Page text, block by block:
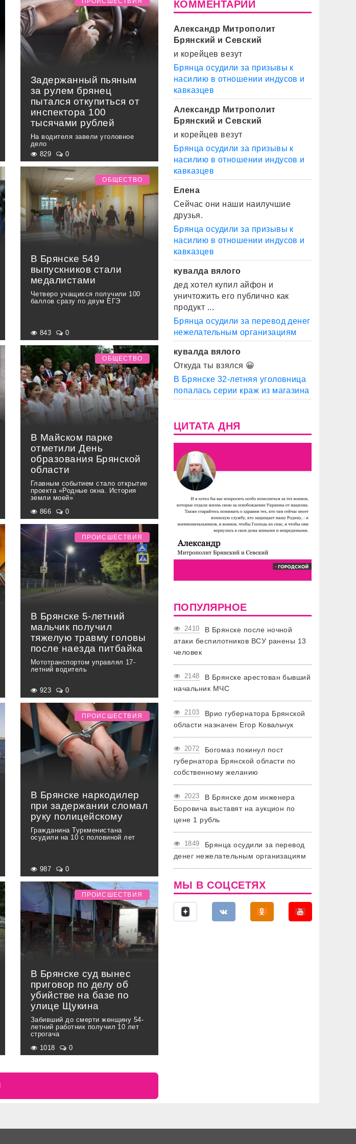
Задержанный пьяным
за рулем брянец
пытался откупиться от
инспектора 100
тысячами рублей
На водителя завели уголовное
дело
829 0
В Брянске 549
выпускников стали
медалистами
Четверо учащихся получили 100
баллов сразу по двум ЕГЭ
ОБЩЕСТВО
843 0
В Майском парке
отметили День
образования Брянской
области
Главным событием стало открытие
проекта «Родные окна. История
земли моей»
ОБЩЕСТВО
866 0
В Брянске 5-летний
мальчик получил
тяжелую травму головы
после наезда питбайка
Мототранспортом управлял 17-
летний водитель
ПРОИСШЕСТВИЯ
923 0
В Брянске наркодилер
при задержании сломал
руку полицейскому
Гражданина Туркменистана
осудили на 10 с половиной лет
ПРОИСШЕСТВИЯ
987 0
В Брянске суд вынес
приговор по делу об
убийстве на базе по
улице Щукина
Забивший до смерти женщину 54-
летний работник получил 10 лет
строгача
ПРОИСШЕСТВИЯ
1018 0
КОММЕНТАРИИ
Александр Митрополит
Брянский и Севский
и корейцев везут
Брянца осудили за призывы к
насилию в отношении индусов и
кавказцев
Александр Митрополит
Брянский и Севский
и корейцев везут
Брянца осудили за призывы к
насилию в отношении индусов и
кавказцев
Елена
Сейчас они наши наилучшие
друзья.
Брянца осудили за призывы к
насилию в отношении индусов и
кавказцев
кувалда вялого
дед хотел купил айфон и
уничтожить его публично как
продукт ...
Брянца осудили за перевод денег
нежелательным организациям
кувалда вялого
Откуда ты взялся 😀
В Брянске 32-летняя уголовница
попалась серии краж из магазина
ЦИТАТА ДНЯ
ПОПУЛЯРНОЕ
2410
В Брянске после ночной
атаки беспилотников ВСУ ранены 13
человек
2148
В Брянске арестован бывший
начальник МЧС
2103
Врио губернатора Брянской
области назначен Егор Ковальчук
2072
Богомаз покинул пост
губернатора Брянской области по
собственному желанию
2023
В Брянске дом инженера
Боровича выставят на аукцион по
цене 1 рубль
1849
Брянца осудили за перевод
денег нежелательным организациям
МЫ В СОЦСЕТЯХ